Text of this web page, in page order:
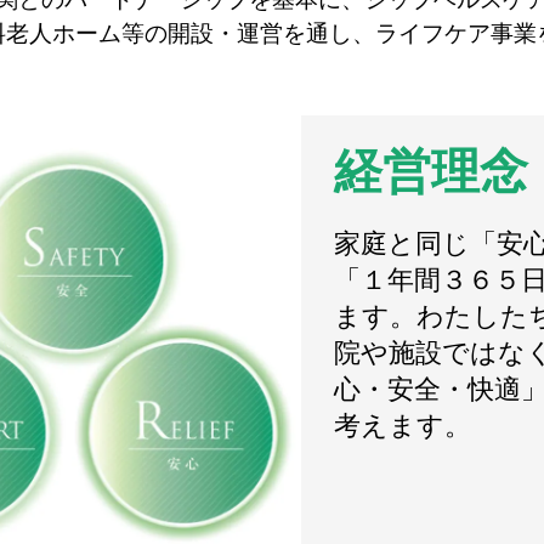
人ホーム等の開設・運営を通し、ライフケア事
経営理念
家庭と同じ「安
「１年間３６５
ます。わたした
院や施設ではな
心・安全・快適
考えます。